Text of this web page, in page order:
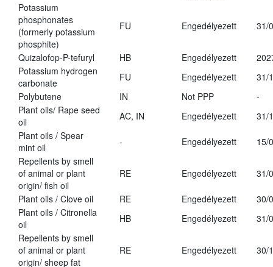
Potassium
phosphonates
(formerly potassium
phosphite)
FU Engedélyezett 31/
Quizalofop-P-tefuryl HB Engedélyezett
Potassium hydrogen
carbonate
FU Engedélyezett
31/
Polybutene
IN Not PPP
-
Plant oils/ Rape seed
oil
AC, IN Engedélyezett
31/
Plant oils / Spear
mint oil
- Engedélyezett
15/
Repellents by smell
of animal or plant
origin/ fish oil
RE Engedélyezett 31/
Plant oils / Clove oil RE Engedélyezett
30/
Plant oils / Citronella
oil
HB Engedélyezett
31/
Repellents by smell
of animal or plant
origin/ sheep fat
RE Engedélyezett 30/